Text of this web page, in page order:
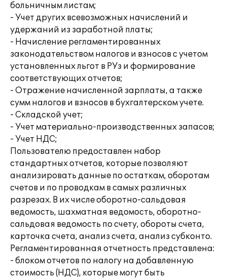
больничным листам;
- Учет других всевозможных начислений и
удержаний из заработной платы;
- Начисление регламентированных
законодательством налогов и взносов с учетом
установленных льгот в РУз и формирование
соответствующих отчетов;
- Отражение начисленной зарплаты, а также
сумм налогов и взносов в бухгалтерском учете.
- Складской учет;
- Учет материально-производственных запасов;
- Учет НДС;
Пользователю предоставлен набор
стандартных отчетов, которые позволяют
анализировать данные по остаткам, оборотам
счетов и по проводкам в самых различных
разрезах. В их числе оборотно-сальдовая
ведомость, шахматная ведомость, оборотно-
сальдовая ведомость по счету, обороты счета,
карточка счета, анализ счета, анализ субконто.
Регламентированная отчетность представлена:
- блоком отчетов по налогу на добавленную
стоимость (НДС), которые могут быть